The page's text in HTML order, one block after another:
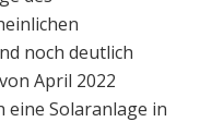
noch deutlich
April 2022
eine Solaranlage in